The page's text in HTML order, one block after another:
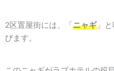
2区置屋街には、「ニャギ」
びます。